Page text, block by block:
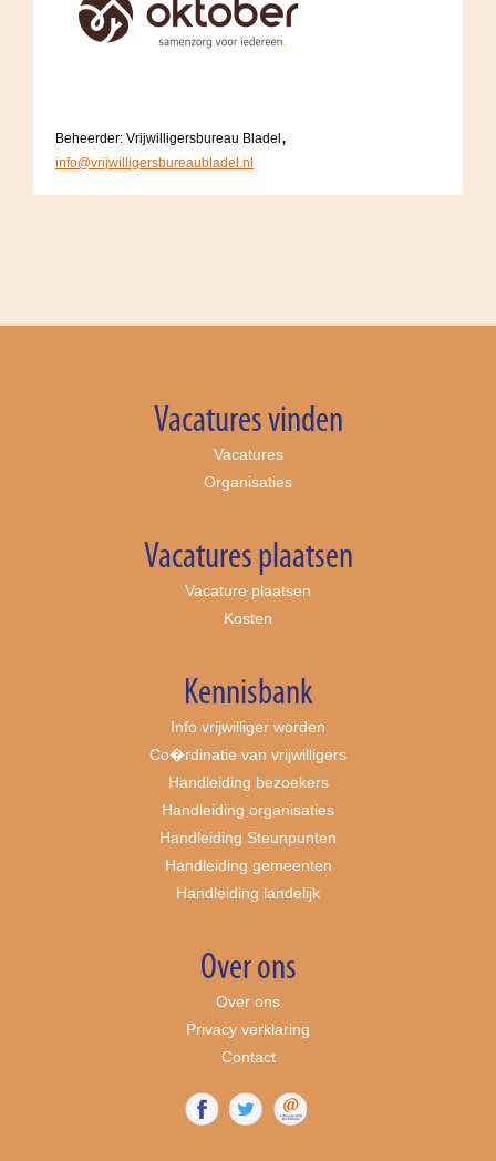
Beheerder: Vrijwilligersbureau Bladel,
info@vrijwilligersbureaubladel.nl
Vacatures vinden
Vacatures
Organisaties
Vacatures plaatsen
Vacature plaatsen
Kosten
Kennisbank
Info vrijwilliger worden
Co�rdinatie van vrijwilligers
Handleiding bezoekers
Handleiding organisaties
Handleiding Steunpunten
Handleiding gemeenten
Handleiding landelijk
Over ons
Over ons
Privacy verklaring
Contact